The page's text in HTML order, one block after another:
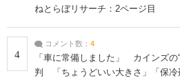
ねとらぼリサーチ：2ページ目
4
コメント数： 4
「車に常備しました」 カインズの
判 「ちょうどいい大きさ」「保冷